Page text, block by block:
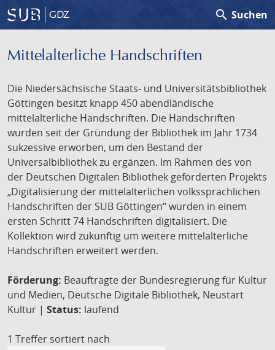
GDZ search Suchen
Mittelalterliche Handschriften
Die Niedersächsische Staats- und Universitätsbibliothek
Göttingen besitzt knapp 450 abendländische
mittelalterliche Handschriften. Die Handschriften
wurden seit der Gründung der Bibliothek im Jahr 1734
sukzessive erworben, um den Bestand der
Universalbibliothek zu ergänzen. Im Rahmen des von
der Deutschen Digitalen Bibliothek geförderten Projekts
„Digitalisierung der mittelalterlichen volkssprachlichen
Handschriften der SUB Göttingen“ wurden in einem
ersten Schritt 74 Handschriften digitalisiert. Die
Kollektion wird zukünftig um weitere mittelalterliche
Handschriften erweitert werden.
Förderung: Beauftragte der Bundesregierung für Kultur
und Medien, Deutsche Digitale Bibliothek, Neustart
Kultur | Status: laufend
1 Treffer sortiert nach